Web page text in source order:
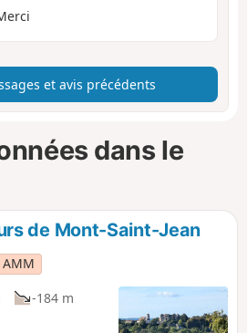
et avis précédents
dans le
de Mont-Saint-Jean
-184 m